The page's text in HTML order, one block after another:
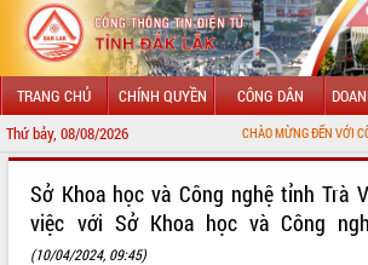
TRANG CHỦ CHÍNH QUYỀN CÔNG DÂN
Thứ bảy, 08/08/2026 CHÀO MỪNG ĐẾN VỚI CỔNG THÔNG
LÃNH ĐẠO UBND TỈNH
Sở Khoa học và Công nghệ tỉnh Trà
việc với Sở Khoa học và Công
(10/04/2024, 09:45)